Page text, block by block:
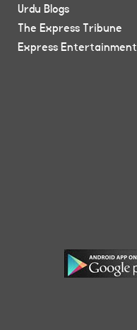
Urdu Blogs
The Express Tribune
Express Entertainment